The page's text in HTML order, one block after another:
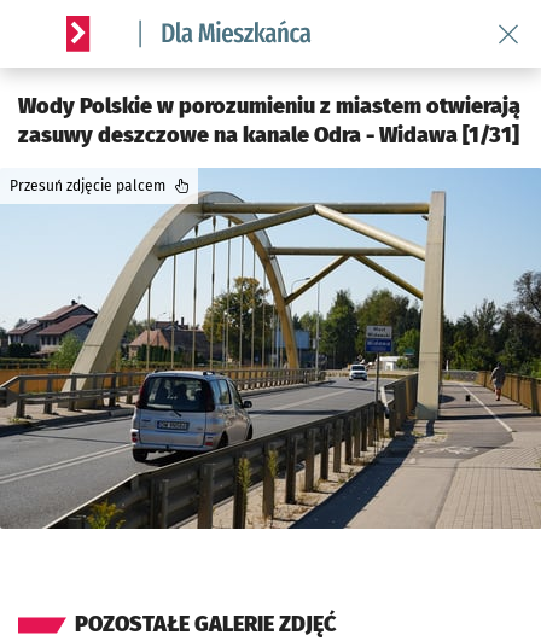
Serwis informacyjny wroclaw.pl podserwis: Dla mieszkańca
Wody Polskie w porozumieniu z miastem otwierają
zasuwy deszczowe na kanale Odra - Widawa [1/31]
Przesuń zdjęcie palcem
POZOSTAŁE GALERIE ZDJĘĆ